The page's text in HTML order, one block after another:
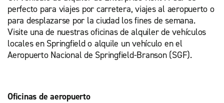
perfecto para viajes por carretera, viajes al aeropuerto o
para desplazarse por la ciudad los fines de semana.
Visite una de nuestras oficinas de alquiler de vehículos
locales en Springfield o alquile un vehículo en el
Aeropuerto Nacional de Springfield-Branson (SGF).
Oficinas de aeropuerto